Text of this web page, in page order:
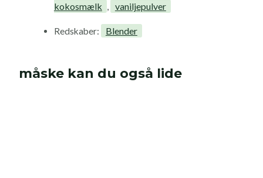
kokosmælk , vaniljepulver
Redskaber: Blender
måske kan du også lide